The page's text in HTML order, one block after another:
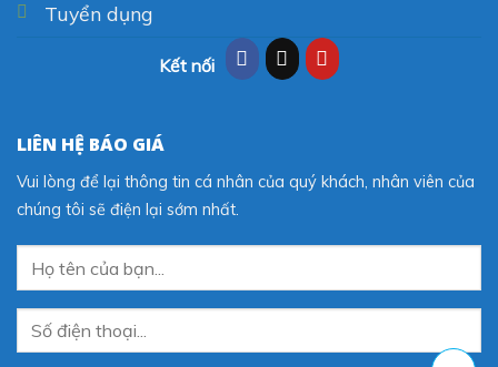
Tuyển dụng
Kết nối
LIÊN HỆ BÁO GIÁ
Vui lòng để lại thông tin cá nhân của quý khách, nhân viên của
chúng tôi sẽ điện lại sớm nhất.